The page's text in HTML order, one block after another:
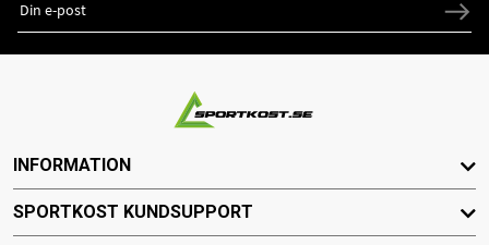
INFORMATION
SPORTKOST KUNDSUPPORT